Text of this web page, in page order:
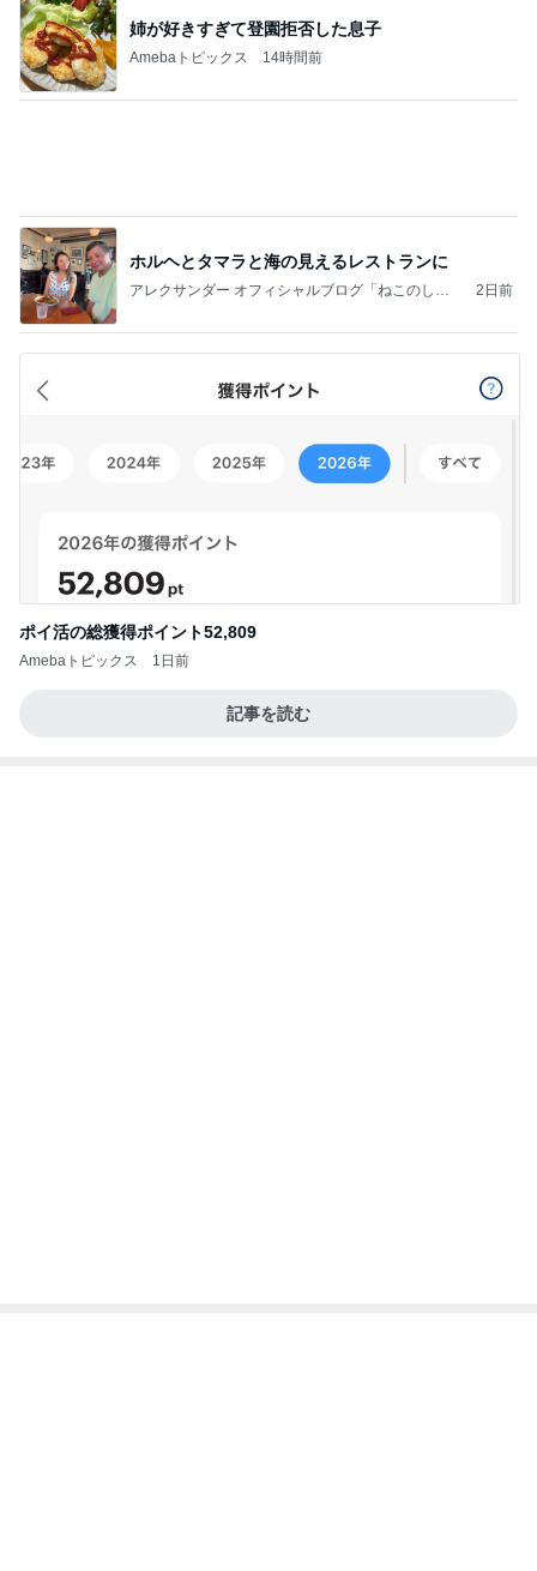
姉が好きすぎて登園拒否した息子
Amebaトピックス 14時間前
ホルヘとタマラと海の見えるレストランに
アレクサンダー オフィシャルブログ「ねこのしっ
2日前
ポイ活の総獲得ポイント52,809
Amebaトピックス 1日前
記事を読む